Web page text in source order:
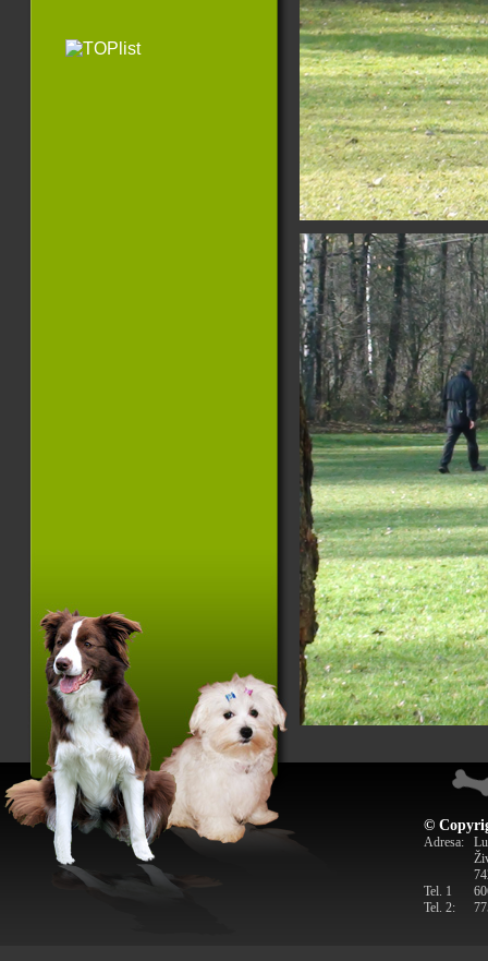
©
Adresa:
Tel. 1
Tel. 2: